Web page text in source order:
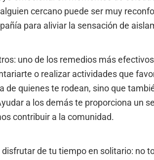
cercano puede ser muy
para aliviar la sensación de
uno de los remedios más
o realizar actividades que
de quienes te rodean, sino que
a los demás te proporciona un
contribuir a la comunidad.
disfrutar de tu tiempo en solitario: no